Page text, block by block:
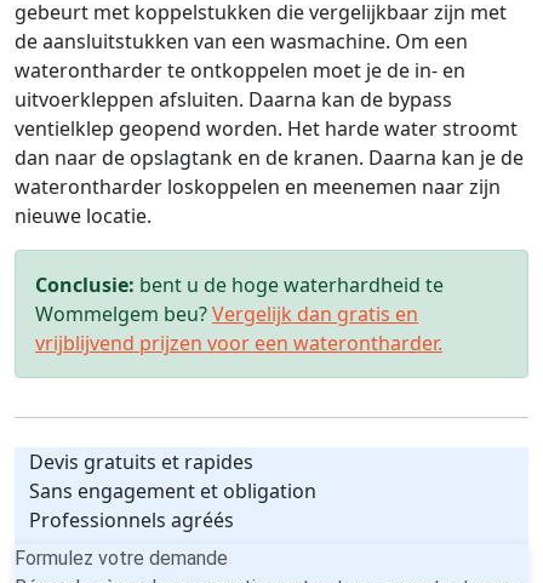
gebeurt met koppelstukken die vergelijkbaar zijn met
de aansluitstukken van een wasmachine. Om een
waterontharder te ontkoppelen moet je de in- en
uitvoerkleppen afsluiten. Daarna kan de bypass
ventielklep geopend worden. Het harde water stroomt
dan naar de opslagtank en de kranen. Daarna kan je de
waterontharder loskoppelen en meenemen naar zijn
nieuwe locatie.
Conclusie: bent u de hoge waterhardheid te
Wommelgem beu?Vergelijk dan gratis en
vrijblijvend prijzen voor een waterontharder.
Devis gratuits et rapides
Sans engagement et obligation
Professionnels agréés
Formulez votre demande